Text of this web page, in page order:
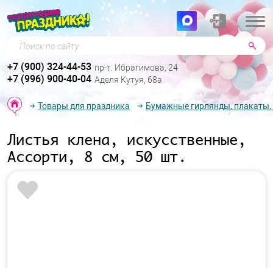
Поиск по сайту
+7 (900) 324-44-53 пр-т. Ибрагимова, 24
+7 (996) 900-40-04 Аделя Кутуя, 68а
Товары для праздника Бумажные гирлянды,
Листья клена, искусственные,
Ассорти, 8 см, 50 шт.